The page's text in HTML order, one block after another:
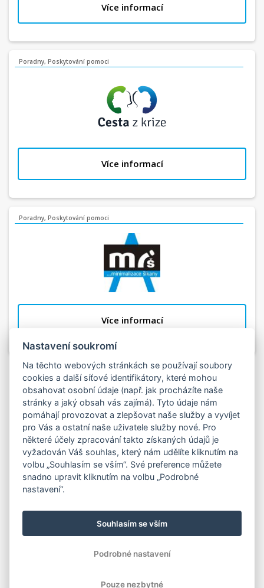
Více informací
Poradny, Poskytování pomoci
Více informací
Poradny, Poskytování pomoci
Více informací
Nastavení soukromí
Na těchto webových stránkách se používají soubory
cookies a další síťové identifikátory, které mohou
obsahovat osobní údaje (např. jak procházíte naše
stránky a jaký obsah vás zajímá). Tyto údaje nám
pomáhají provozovat a zlepšovat naše služby a vyvíjet
pro Vás a ostatní naše uživatele služby nové. Pro
některé účely zpracování takto získaných údajů je
vyžadován Váš souhlas, který nám udělíte kliknutím na
volbu „Souhlasím se vším“. Své preference můžete
snadno upravit kliknutím na volbu „Podrobné
nastavení“.
Souhlasím se vším
Podrobné nastavení
Pouze nezbytné